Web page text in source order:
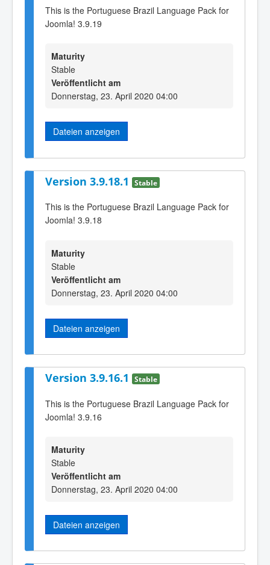
This is the Portuguese Brazil Language Pack for
Joomla! 3.9.19
Maturity
Stable
Veröffentlicht am
Donnerstag, 23. April 2020 04:00
Dateien anzeigen
Version 3.9.18.1 Stable
This is the Portuguese Brazil Language Pack for
Joomla! 3.9.18
Maturity
Stable
Veröffentlicht am
Donnerstag, 23. April 2020 04:00
Dateien anzeigen
Version 3.9.16.1 Stable
This is the Portuguese Brazil Language Pack for
Joomla! 3.9.16
Maturity
Stable
Veröffentlicht am
Donnerstag, 23. April 2020 04:00
Dateien anzeigen